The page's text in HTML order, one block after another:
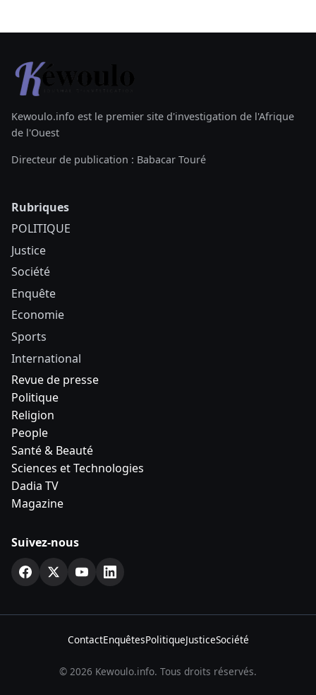
Kewoulo.info est le premier site d'investigation de l'Afrique
de l'Ouest
Directeur de publication : Babacar Touré
Rubriques
POLITIQUE
Justice
Société
Enquête
Economie
Sports
International
Revue de presse
Politique
Religion
People
Santé & Beauté
Sciences et Technologies
Dadia TV
Magazine
Suivez-nous
ContactEnquêtesPolitiqueJusticeSociété
© 2026 Kewoulo.info. Tous droits réservés.